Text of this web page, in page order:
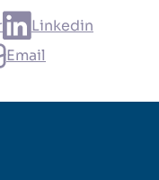
Linkedin
Email